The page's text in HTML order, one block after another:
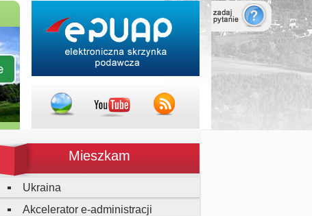
Mieszkam
Ukraina
Akcelerator e-administracji